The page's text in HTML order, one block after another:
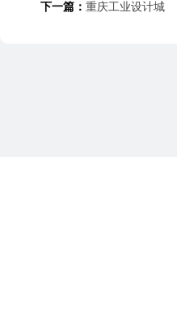
下一篇： 重庆工业设计城